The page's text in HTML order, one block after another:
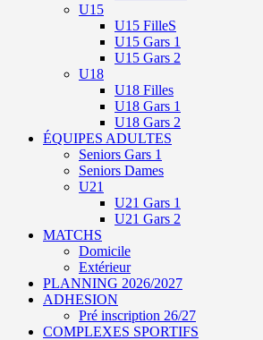
U15
U15 FilleS
U15 Gars 1
U15 Gars 2
U18
U18 Filles
U18 Gars 1
U18 Gars 2
ÉQUIPES ADULTES
Seniors Gars 1
Seniors Dames
U21
U21 Gars 1
U21 Gars 2
MATCHS
Domicile
Extérieur
PLANNING 2026/2027
ADHESION
Pré inscription 26/27
COMPLEXES SPORTIFS